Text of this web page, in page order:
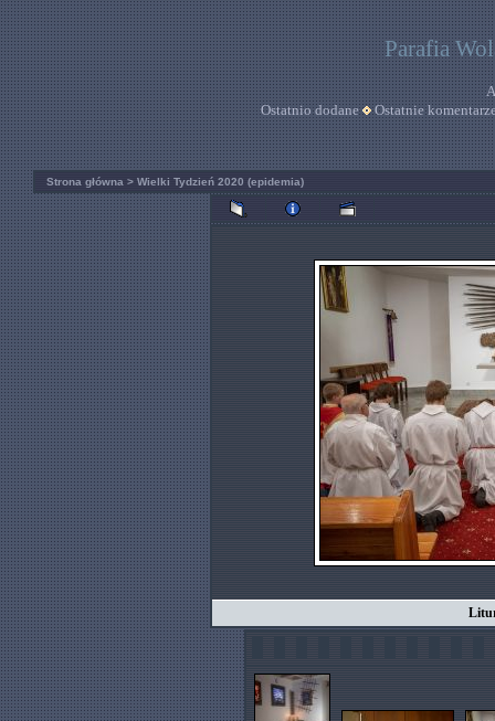
Parafia
Ostatnio dodane
Ostatnie
Strona główna > Wielki Tydzień 2020 (epidemia)